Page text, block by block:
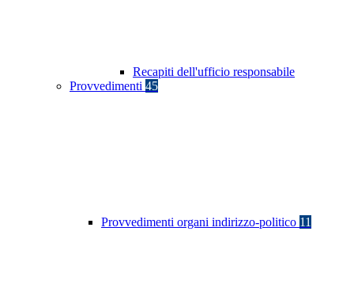
Recapiti dell'ufficio responsabile
Provvedimenti 45
Provvedimenti organi indirizzo-politico 11